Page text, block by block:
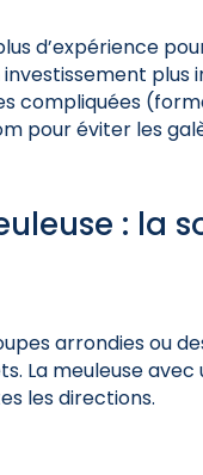
d’expérience
plus
compliquées
pour éviter les
: la
arrondies ou
La meuleuse
les directions.